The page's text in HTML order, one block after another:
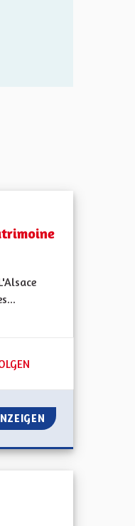
FOLLOWER
POUR UNE ALSACE
POUR UNE